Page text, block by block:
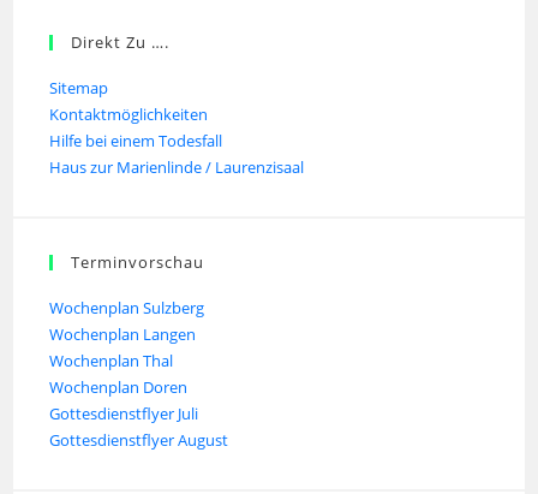
Direkt Zu ….
Sitemap
Kontaktmöglichkeiten
Hilfe bei einem Todesfall
Haus zur Marienlinde / Laurenzisaal
Terminvorschau
Wochenplan Sulzberg
Wochenplan Langen
Wochenplan Thal
Wochenplan Doren
Gottesdienstflyer Juli
Gottesdienstflyer August